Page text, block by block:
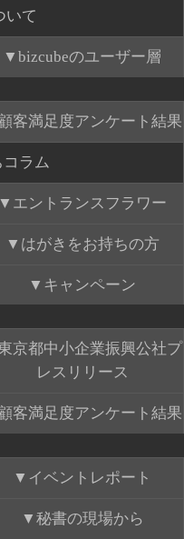
いて
bizcubeのユーザー層
客満足度アンケート結果
ラム
エントランスフラワー
はがきをお持ちの方
キャンペーン
京都中小企業振興公社プ
レスリリース
客満足度アンケート結果
イベントレポート
秘書の現場から